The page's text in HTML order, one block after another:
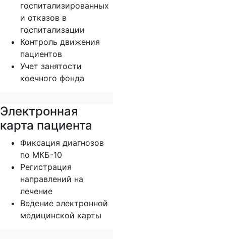
госпитализированных
и отказов в
госпитализации
Контроль движения
пациентов
Учет занятости
коечного фонда
Электронная
карта пациента
Фиксация диагнозов
по МКБ-10
Регистрация
направлений на
лечение
Ведение электронной
медицинской карты